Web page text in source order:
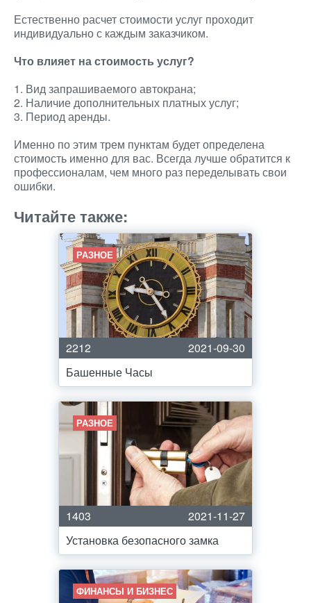
Естественно расчет стоимости услуг проходит
индивидуально с каждым заказчиком.
Что влияет на стоимость услуг?
1. Вид запрашиваемого автокрана;
2. Наличие дополнительных платных услуг;
3. Период аренды.
Именно по этим трем пунктам будет определена
стоимость именно для вас. Всегда лучше обратится к
профессионалам, чем много раз переделывать свои
ошибки.
Читайте также:
РАЗНОЕ
2212
2021-09-30
Башенные Часы
РАЗНОЕ
1403
2021-11-27
Установка безопасного замка
ФИНАНСЫ И БИЗНЕС